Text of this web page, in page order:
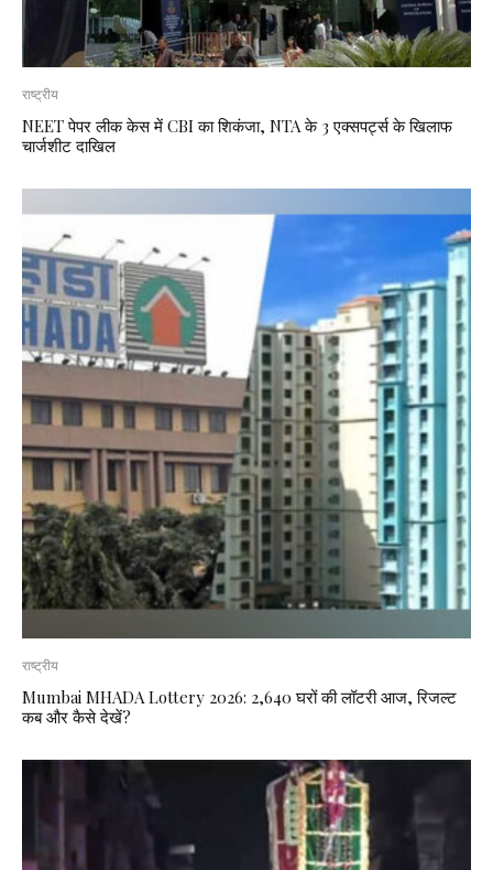
राष्ट्रीय
NEET पेपर लीक केस में CBI का शिकंजा, NTA के 3 एक्सपर्ट्स के खिलाफ
चार्जशीट दाखिल
राष्ट्रीय
Mumbai MHADA Lottery 2026: 2,640 घरों की लॉटरी आज, रिजल्ट
कब और कैसे देखें?